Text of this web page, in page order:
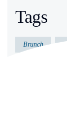
Tags
Brunch